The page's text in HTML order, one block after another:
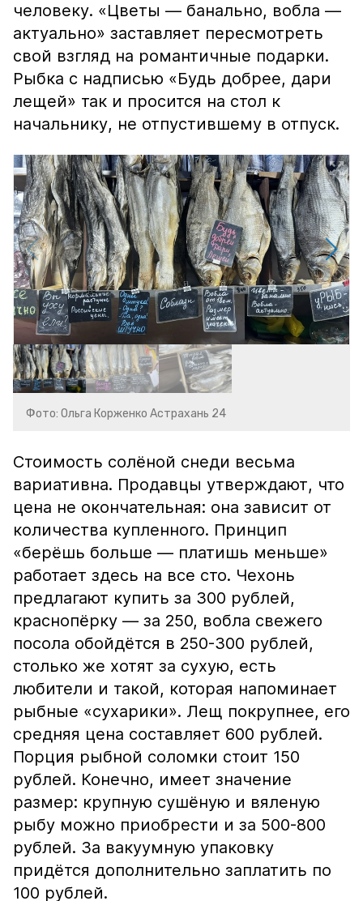
человеку. «Цветы — банально, вобла —
актуально» заставляет пересмотреть
свой взгляд на романтичные подарки.
Рыбка с надписью «Будь добрее, дари
лещей» так и просится на стол к
начальнику, не отпустившему в отпуск.
Фото: Ольга Корженко Астрахань 24
Стоимость солёной снеди весьма
вариативна. Продавцы утверждают, что
цена не окончательная: она зависит от
количества купленного. Принцип
«берёшь больше — платишь меньше»
работает здесь на все сто. Чехонь
предлагают купить за 300 рублей,
краснопёрку — за 250, вобла свежего
посола обойдётся в 250-300 рублей,
столько же хотят за сухую, есть
любители и такой, которая напоминает
рыбные «сухарики». Лещ покрупнее, его
средняя цена составляет 600 рублей.
Порция рыбной соломки стоит 150
рублей. Конечно, имеет значение
размер: крупную сушёную и вяленую
рыбу можно приобрести и за 500-800
рублей. За вакуумную упаковку
придётся дополнительно заплатить по
100 рублей.